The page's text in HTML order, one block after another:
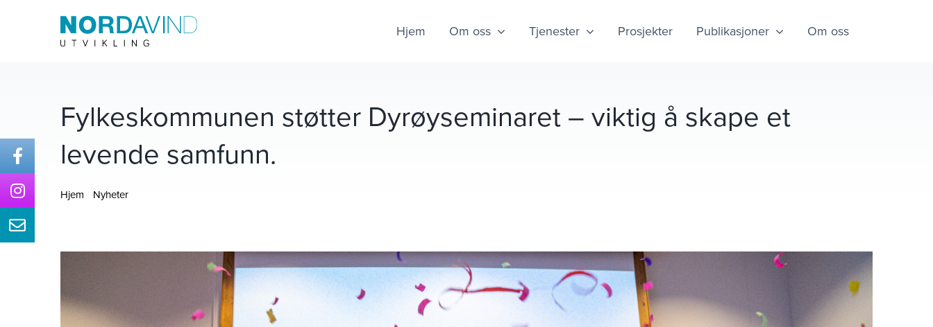
Hjem Om oss Tjenester Prosjekter Publikasjoner Om oss
Fylkeskommunen støtter Dyrøyseminaret – viktig å skape et
levende samfunn.
Hjem Nyheter